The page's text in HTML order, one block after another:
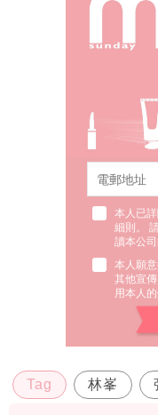
本人已
細則。
讀本公司
本人願
其他宣
用本人
Tag 林峯